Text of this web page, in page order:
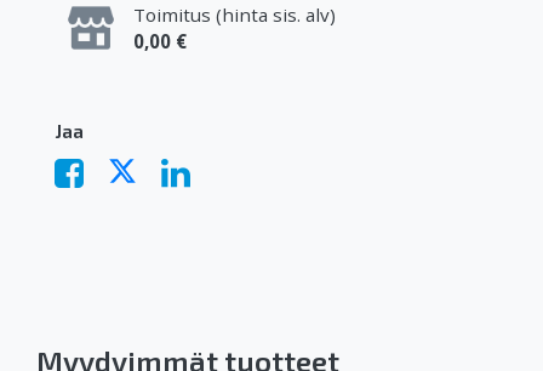
Toimitus (hinta sis. alv)
0,00 €
Jaa
Myydyimmät tuotteet